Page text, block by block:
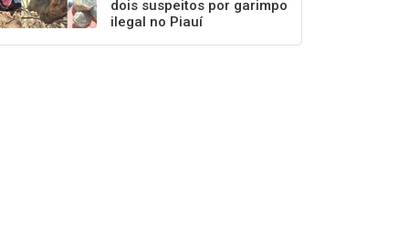
dois suspeitos por garimpo
ilegal no Piauí